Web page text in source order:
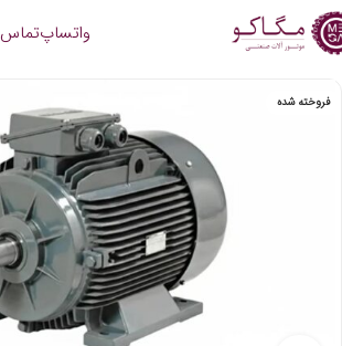
واتساپتماس
فروخته شده